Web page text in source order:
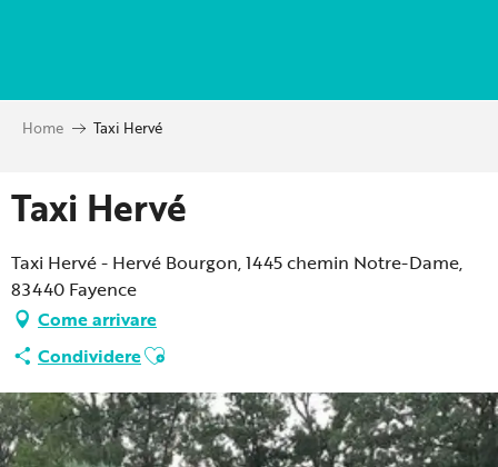
principal
Home Taxi Hervé
Taxi Hervé
Taxi Hervé - Hervé Bourgon, 1445 chemin Notre-Dame,
83440 Fayence
Come arrivare
CondividereAjouter aux favoris